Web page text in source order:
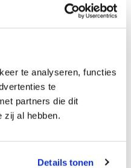
te analyseren, functies
te
partners die dit
zij al hebben.
Details tonen
de